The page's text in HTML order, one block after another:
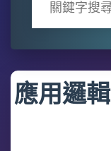
應用邏輯